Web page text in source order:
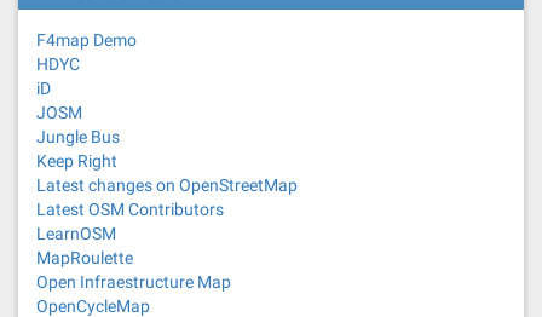
F4map Demo
HDYC
iD
JOSM
Jungle Bus
Keep Right
Latest changes on OpenStreetMap
Latest OSM Contributors
LearnOSM
MapRoulette
Open Infraestructure Map
OpenCycleMap